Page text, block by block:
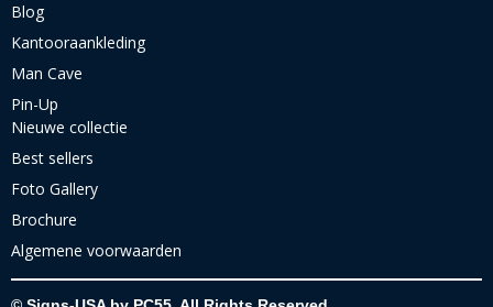
Blog
Kantooraankleding
Man Cave
Pin-Up
Nieuwe collectie
Best sellers
Foto Gallery
Brochure
Algemene voorwaarden